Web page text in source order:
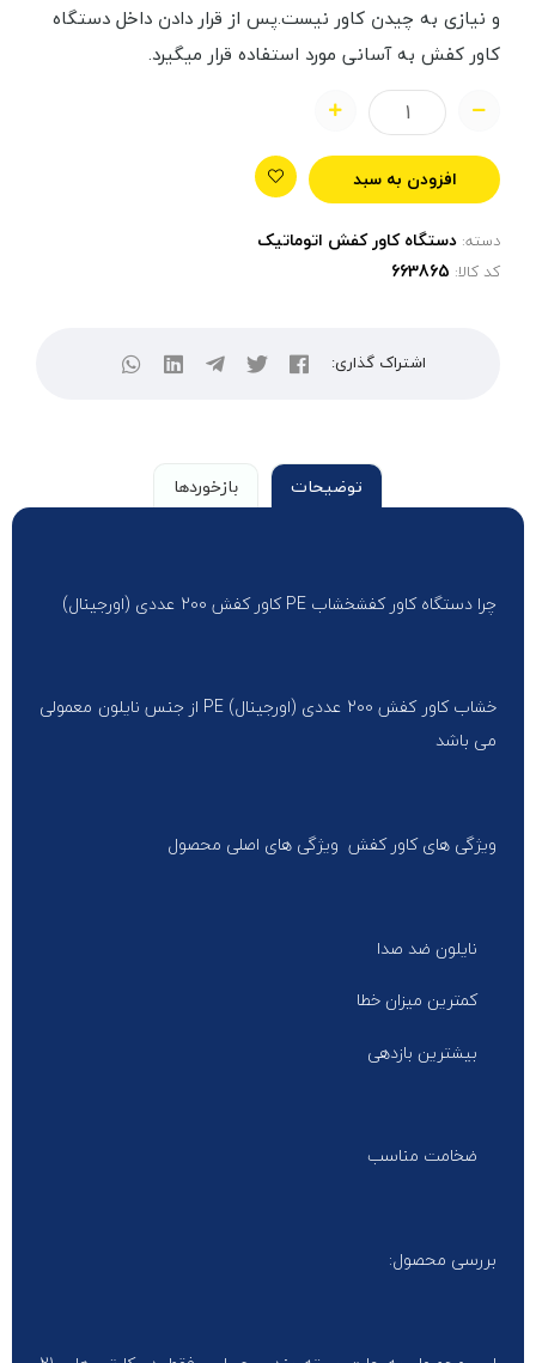
و نیازی به چیدن کاور نیست.پس از قرار دادن داخل دستگاه
کاور کفش به آسانی مورد استفاده قرار میگیرد.
افزودن به سبد
دسته: دستگاه کاور کفش اتوماتیک
کد کالا:
اشتراک گذاری:
توضیحات بازخوردها
چرا دستگاه کاور کفشخشاب PE کاور کفش 200 عددی (اورجینال)
خشاب کاور کفش 200 عددی (اورجینال) PE از جنس نایلون معمولی
می باشد
ویژگی های کاور کفش ویژگی های اصلی محصول
نایلون ضد صدا
کمترین میزان خطا
بیشترین بازدهی
ضخامت مناسب
بررسی محصول: